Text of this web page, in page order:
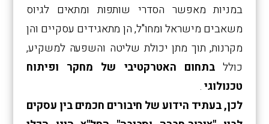
במניות מאפשר הסדרי שותפות ומתאים לגיוס
משאבים מישראל ומחו"ל, הן מתאגידים עסקיים והן
מקרנות, תוך מתן יכולת שליטה והשפעה למשקיע,
כוללבתחום האטרקטיבי של מחקר ופיתוח
טכנולוגי.
לכן, בעתיד הידוע של חיבורים חכמים בין עסקים